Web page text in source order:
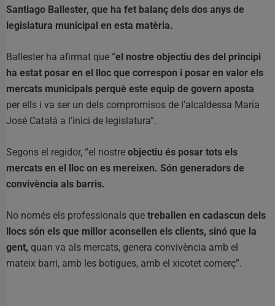
Santiago Ballester, que ha fet balanç dels dos anys de
legislatura municipal en esta matèria.
Ballester ha afirmat que “el nostre objectiu des del principi
ha estat posar en el lloc que correspon i posar en valor els
mercats municipals perquè este equip de govern aposta
per ells i va ser un dels compromisos de l’alcaldessa María
José Catalá a l’inici de legislatura”.
Segons el regidor, “el nostre objectiu és posar tots els
mercats en el lloc on es mereixen. Són generadors de
convivència als barris.
No només els professionals que treballen en cadascun dels
llocs són els que millor aconsellen els clients, sinó que la
gent, quan va als mercats, genera convivència amb el
mateix barri, amb les botigues, amb el xicotet comerç”.